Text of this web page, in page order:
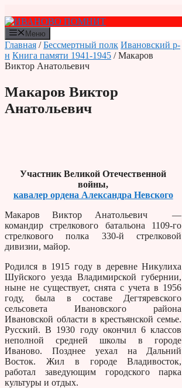
к
содержимому
Меню
Главная /Бессмертный полк Ивановский р-
н Книга памяти 1941-1945 / Макаров
Виктор Анатольевич
Макаров Виктор
Анатольевич
Участник Великой Отечественной
войны,
кавалер ордена Александра Невского
Макаров Виктор Анатольевич —
командир стрелкового батальона 1109-го
стрелкового полка 330-й стрелковой
дивизии, майор.
Родился в 1915 году в деревне Никулиха
Шуйского уезда Владимирской губернии,
ныне не существует, снята с учета в 1956
году, была в составе Дегтяревского
сельсовета Ивановского района
Ивановской области в крестьянской семье.
Русский. В 1930 году окончил 6 классов
неполной средней школы в городе
Иваново. Позднее уехал на Дальний
Восток. Жил в городе Владивосток,
работал заведующим городского парка
культуры и отдых.